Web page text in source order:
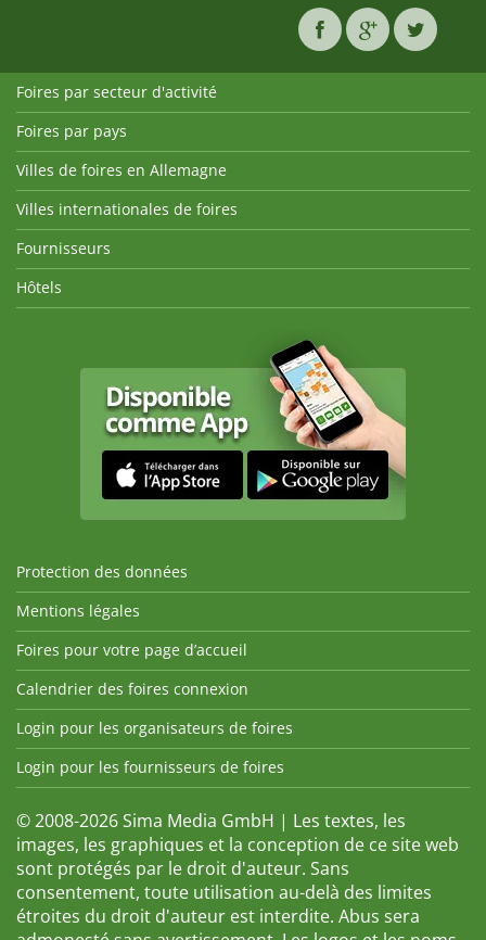
Foires par secteur d'activité
Foires par pays
Villes de foires en Allemagne
Villes internationales de foires
Fournisseurs
Hôtels
Protection des données
Mentions légales
Foires pour votre page d’accueil
Calendrier des foires connexion
Login pour les organisateurs de foires
Login pour les fournisseurs de foires
© 2008-2026 Sima Media GmbH | Les textes, les
images, les graphiques et la conception de ce site web
sont protégés par le droit d'auteur. Sans
consentement, toute utilisation au-delà des limites
étroites du droit d'auteur est interdite. Abus sera